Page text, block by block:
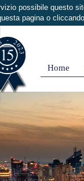
possibile questo
pagina o
Home